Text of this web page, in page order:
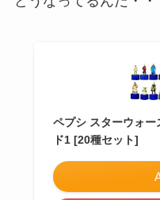
ペプシ スターウォ
ド1 [20種セット]